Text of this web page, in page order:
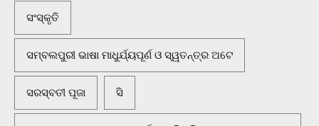
ସଂସ୍କୃତି
ସମ୍ବଲପୁରୀ ଭାଷା ମାଧୁର୍ଯ୍ୟପୂର୍ଣ ଓ ସ୍ୱତନ୍ତ୍ର ଅଟେ
ସରସ୍ବତୀ ପୂଜା ସି